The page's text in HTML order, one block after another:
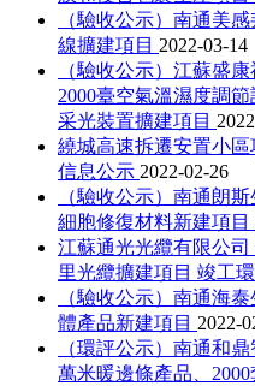
（驗收公示）南通美
線擴建項目 2022-03-14
（驗收公示）江蘇盛
2000臺空氣溫濕度調
采光裝置擴建項目
繞城高速拆遷安置小
信息公示 2022-02-26
（驗收公示）南通朗
細胞修復材料新建項目
江蘇通光光纜有限公司
里光纜擴建項目 竣工
（驗收公示）南通海
體產品新建項目 2022-
（環評公示）南通和
萬米暖邊條產品、